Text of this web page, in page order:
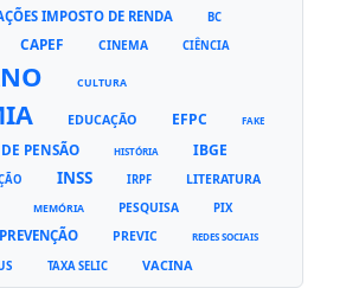
IMPOSTO DE RENDA BC
CAPEF CINEMA CIÊNCIA
CULTURA
EDUCAÇÃO EFPC FAKE
PENSÃO HISTÓRIA IBGE
INSS IRPF LITERATURA
MEMÓRIA PESQUISA PIX
PREVENÇÃO PREVIC REDES SOCIAIS
TAXA SELIC VACINA